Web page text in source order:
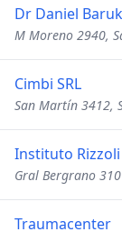
M Moreno 2940,
Cimbi SRL
San Martín 3412,
Instituto Rizzoli
Gral Bergrano
Traumacenter